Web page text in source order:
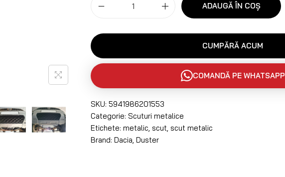
ADAUGĂ ÎN COȘ
CUMPĂRĂ ACUM
COMANDĂ PE WHATSAPP
SKU: 5941986201553
Categorie: Scuturi metalice
Etichete: metalic, scut, scut metalic
Brand: Dacia, Duster